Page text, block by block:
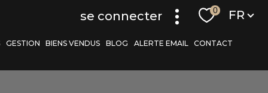
se connecter 0 Langue
FR
GESTION BIENS VENDUS BLOG ALERTE EMAIL CONTACT